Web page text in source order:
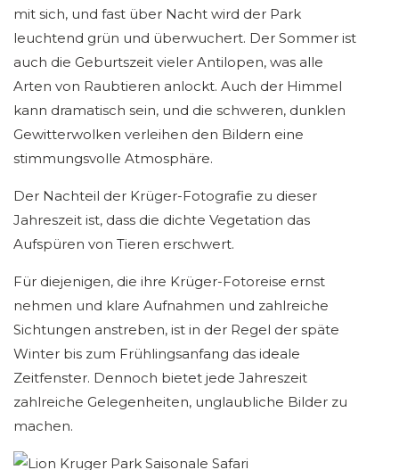
mit sich, und fast über Nacht wird der Park
leuchtend grün und überwuchert. Der Sommer ist
auch die Geburtszeit vieler Antilopen, was alle
Arten von Raubtieren anlockt. Auch der Himmel
kann dramatisch sein, und die schweren, dunklen
Gewitterwolken verleihen den Bildern eine
stimmungsvolle Atmosphäre.
Der Nachteil der Krüger-Fotografie zu dieser
Jahreszeit ist, dass die dichte Vegetation das
Aufspüren von Tieren erschwert.
Für diejenigen, die ihre Krüger-Fotoreise ernst
nehmen und klare Aufnahmen und zahlreiche
Sichtungen anstreben, ist in der Regel der späte
Winter bis zum Frühlingsanfang das ideale
Zeitfenster. Dennoch bietet jede Jahreszeit
zahlreiche Gelegenheiten, unglaubliche Bilder zu
machen.